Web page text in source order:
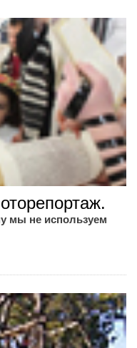
мы не используем